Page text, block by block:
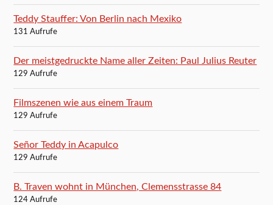
Teddy Stauffer: Von Berlin nach Mexiko
131 Aufrufe
Der meistgedruckte Name aller Zeiten: Paul Julius Reuter
129 Aufrufe
Filmszenen wie aus einem Traum
129 Aufrufe
Señor Teddy in Acapulco
129 Aufrufe
B. Traven wohnt in München, Clemensstrasse 84
124 Aufrufe